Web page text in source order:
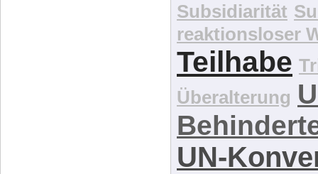
Subsidiarität
reaktionsloser
Teilhabe
Überalterung
UN-